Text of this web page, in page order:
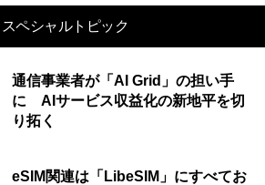
スペシャルトピック
通信事業者が「AI Grid」の担い手
に AIサービス収益化の新地平を切
り拓く
eSIM関連は「LibeSIM」にすべてお